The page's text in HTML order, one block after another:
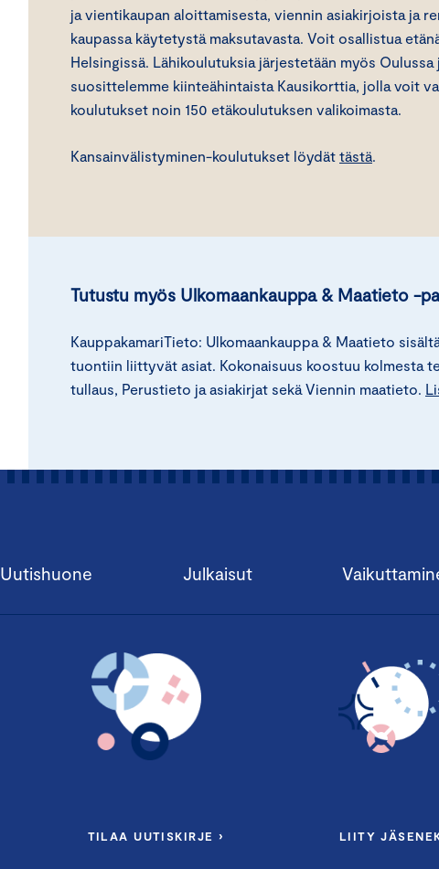
ja vientikaupan aloittamisesta, viennin asiakirjoista ja
kaupassa käytetystä maksutavasta. Voit osallistua
Helsingissä. Lähikoulutuksia järjestetään myös
suosittelemme kiinteähintaista Kausikorttia, jolla voit
koulutukset noin 150 etäkoulutuksen valikoimasta.
Kansainvälistyminen-koulutukset löydät tästä.
Tutustu myös Ulkomaankauppa & Maatieto -
KauppakamariTieto: Ulkomaankauppa & Maatieto
tuontiin liittyvät asiat. Kokonaisuus koostuu kolmesta
tullaus, Perustieto ja asiakirjat sekä Viennin maatieto.
Uutishuone Julkaisut
TILAA UUTISKIRJE › LIITY